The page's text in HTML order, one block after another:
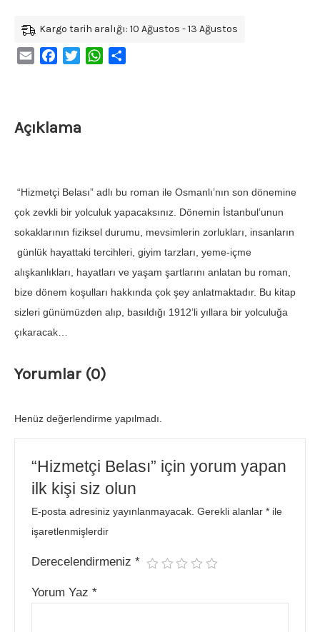
Kargo tarih aralığı: 10 Ağustos - 13 Ağustos
Email FacebookTwitterWhatsApp
Açıklama
“Hizmetçi Belası” adlı bu roman ile Osmanlı’nın son dönemine
çok zevkli bir yolculuk yapacaksınız. Dönemin İstanbul’unun
sokaklarının fiziksel durumu, mevsimlerin zorlukları, insanların
günlük hayattaki tercihleri, giyim tarzları, yeme-içme
alışkanlıkları, hayatları ve yaşam şartlarını anlatan bu roman,
bize dönem koşulları hakkında çok şey anlatmaktadır. Bu kitap
sizleri günümüzden alıp, basıldığı 1912’li yıllara bir yolculuğa
çıkaracak…
Yorumlar (0)
Henüz değerlendirme yapılmadı.
“Hizmetçi Belası” için yorum yapan
ilk kişi siz olun
E-posta adresiniz yayınlanmayacak. Gerekli alanlar* ile
işaretlenmişlerdir
Derecelendirmeniz*
Yorum Yaz*